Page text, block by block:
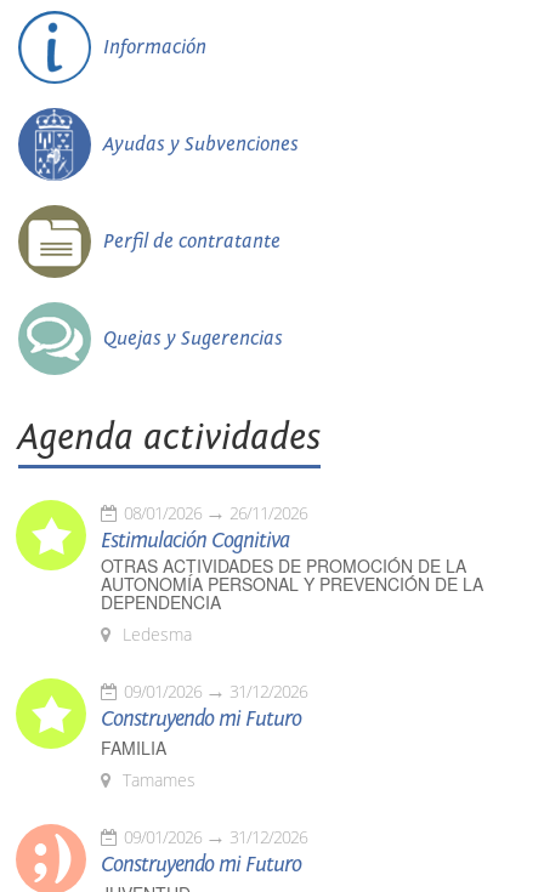
Información
Ayudas y Subvenciones
Perfil de contratante
Quejas y Sugerencias
Agenda actividades
08/01/2026 26/11/2026
Estimulación Cognitiva
OTRAS ACTIVIDADES DE PROMOCIÓN DE LA
AUTONOMÍA PERSONAL Y PREVENCIÓN DE LA
DEPENDENCIA
Ledesma
09/01/2026 31/12/2026
Construyendo mi Futuro
FAMILIA
Tamames
09/01/2026 31/12/2026
Construyendo mi Futuro